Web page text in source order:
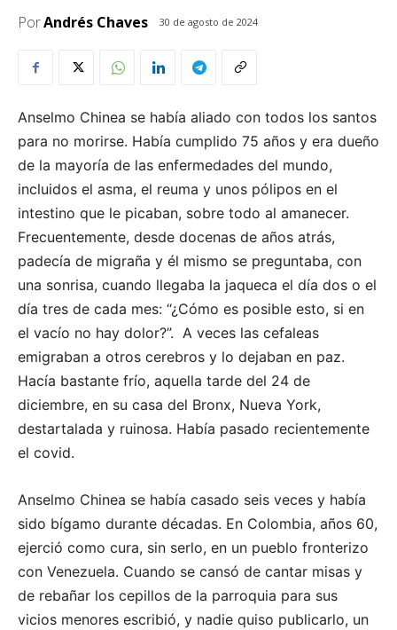
PorAndrés Chaves 30 de agosto de 2024
Anselmo Chinea se había aliado con todos los santos
para no morirse. Había cumplido 75 años y era dueño
de la mayoría de las enfermedades del mundo,
incluidos el asma, el reuma y unos pólipos en el
intestino que le picaban, sobre todo al amanecer.
Frecuentemente, desde docenas de años atrás,
padecía de migraña y él mismo se preguntaba, con
una sonrisa, cuando llegaba la jaqueca el día dos o el
día tres de cada mes: “¿Cómo es posible esto, si en
el vacío no hay dolor?”. A veces las cefaleas
emigraban a otros cerebros y lo dejaban en paz.
Hacía bastante frío, aquella tarde del 24 de
diciembre, en su casa del Bronx, Nueva York,
destartalada y ruinosa. Había pasado recientemente
el covid.
Anselmo Chinea se había casado seis veces y había
sido bígamo durante décadas. En Colombia, años 60,
ejerció como cura, sin serlo, en un pueblo fronterizo
con Venezuela. Cuando se cansó de cantar misas y
de rebañar los cepillos de la parroquia para sus
vicios menores escribió, y nadie quiso publicarlo, un